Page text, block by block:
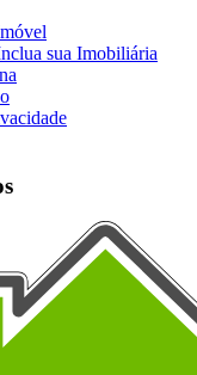
sua Imobiliária